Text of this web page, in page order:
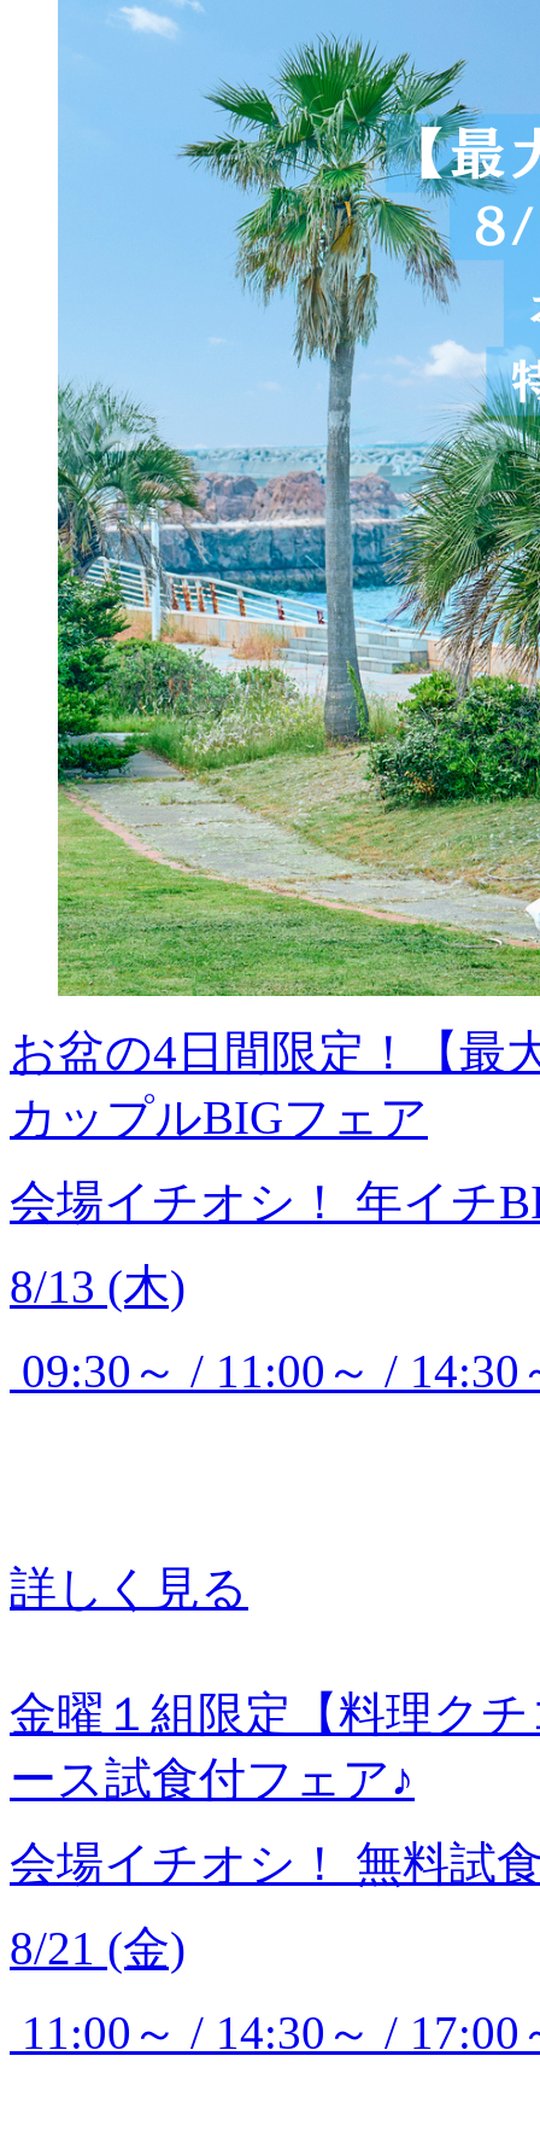
お盆の4日間限定！【最
カップルBIGフェア
会場イチオシ！
年イチ
8/13 (木)
09:30～ / 11:00～ /
詳しく見る
金曜１組限定【料理ク
ース試食付フェア♪
会場イチオシ！
無料試
8/21 (金)
11:00～ / 14:30～ / 17:00